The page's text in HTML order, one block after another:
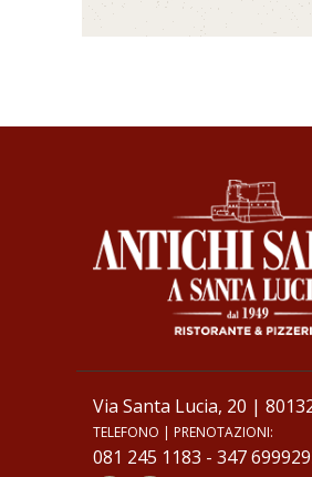
Via Santa Lucia, 20 |
TELEFONO | PRENOTAZIONI:
081 245 1183 - 347